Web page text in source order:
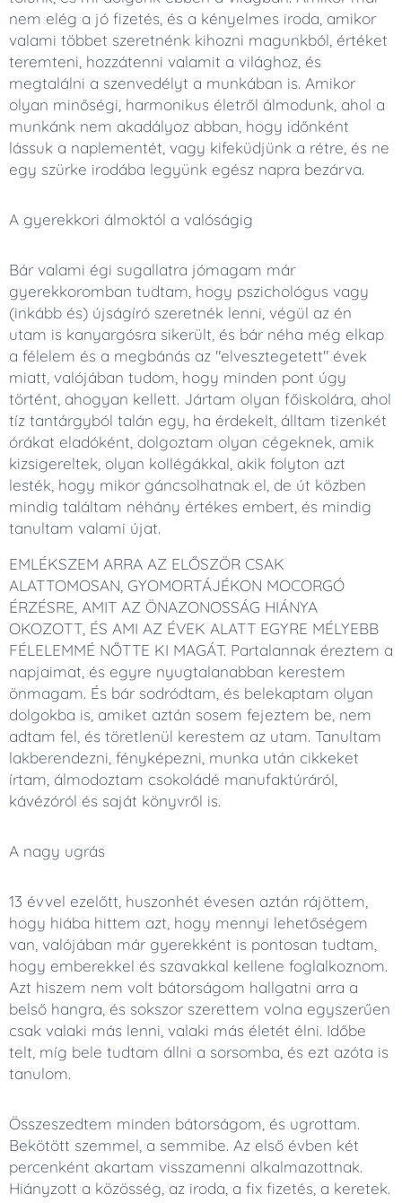
nem elég a jó fizetés, és a kényelmes iroda, amikor
valami többet szeretnénk kihozni magunkból, értéket
teremteni, hozzátenni valamit a világhoz, és
megtalálni a szenvedélyt a munkában is. Amikor
olyan minőségi, harmonikus életről álmodunk, ahol a
munkánk nem akadályoz abban, hogy időnként
lássuk a naplementét, vagy kifeküdjünk a rétre, és ne
egy szürke irodába legyünk egész napra bezárva.
A gyerekkori álmoktól a valóságig
Bár valami égi sugallatra jómagam már
gyerekkoromban tudtam, hogy pszichológus vagy
(inkább és) újságíró szeretnék lenni, végül az én
utam is kanyargósra sikerült, és bár néha még elkap
a félelem és a megbánás az "elvesztegetett" évek
miatt, valójában tudom, hogy minden pont úgy
történt, ahogyan kellett. Jártam olyan főiskolára, ahol
tíz tantárgyból talán egy, ha érdekelt, álltam tizenkét
órákat eladóként, dolgoztam olyan cégeknek, amik
kizsigereltek, olyan kollégákkal, akik folyton azt
lesték, hogy mikor gáncsolhatnak el, de út közben
mindig találtam néhány értékes embert, és mindig
tanultam valami újat.
EMLÉKSZEM ARRA AZ ELŐSZÖR CSAK
ALATTOMOSAN, GYOMORTÁJÉKON MOCORGÓ
ÉRZÉSRE, AMIT AZ ÖNAZONOSSÁG HIÁNYA
OKOZOTT, ÉS AMI AZ ÉVEK ALATT EGYRE MÉLYEBB
FÉLELEMMÉ NŐTTE KI MAGÁT. Partalannak éreztem a
napjaimat, és egyre nyugtalanabban kerestem
önmagam. És bár sodródtam, és belekaptam olyan
dolgokba is, amiket aztán sosem fejeztem be, nem
adtam fel, és töretlenül kerestem az utam. Tanultam
lakberendezni, fényképezni, munka után cikkeket
írtam, álmodoztam csokoládé manufaktúráról,
kávézóról és saját könyvről is.
A nagy ugrás
13 évvel ezelőtt, huszonhét évesen aztán rájöttem,
hogy hiába hittem azt, hogy mennyi lehetőségem
van, valójában már gyerekként is pontosan tudtam,
hogy emberekkel és szavakkal kellene foglalkoznom.
Azt hiszem nem volt bátorságom hallgatni arra a
belső hangra, és sokszor szerettem volna egyszerűen
csak valaki más lenni, valaki más életét élni. Időbe
telt, míg bele tudtam állni a sorsomba, és ezt azóta is
tanulom.
Összeszedtem minden bátorságom, és ugrottam.
Bekötött szemmel, a semmibe. Az első évben két
percenként akartam visszamenni alkalmazottnak.
Hiányzott a közösség, az iroda, a fix fizetés, a keretek.